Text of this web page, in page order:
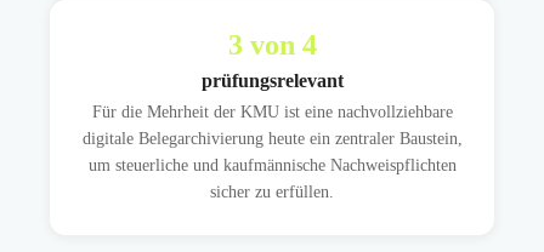
3von 4
prüfungsrelevant
Für die Mehrheit der KMU ist eine nachvollziehbare
digitale Belegarchivierung heute ein zentraler Baustein,
um steuerliche und kaufmännische Nachweispflichten
sicher zu erfüllen.